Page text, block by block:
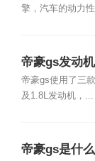
擎，汽车的动力性
帝豪gs发动
帝豪gs使用了三
及1.8L发动机，...
帝豪gs是什